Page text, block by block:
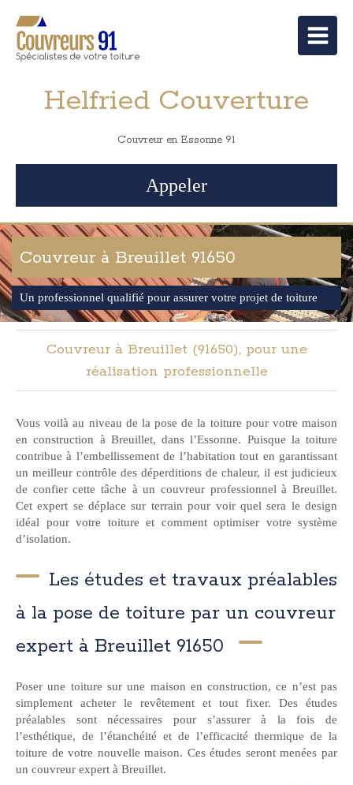
Helfried Couverture
Couvreur en Essonne 91
Appeler
Couvreur à Breuillet 91650
Un professionnel qualifié pour assurer votre projet de toiture
Couvreur à Breuillet (91650), pour une
réalisation professionnelle
Vous voilà au niveau de la pose de la toiture pour votre maison
en construction à Breuillet, dans l’Essonne. Puisque la toiture
contribue à l’embellissement de l’habitation tout en garantissant
un meilleur contrôle des déperditions de chaleur, il est judicieux
de confier cette tâche à un couvreur professionnel à Breuillet.
Cet expert se déplace sur terrain pour voir quel sera le design
idéal pour votre toiture et comment optimiser votre système
d’isolation.
Les études et travaux préalables
à la pose de toiture par un couvreur
expert à Breuillet 91650
Poser une toiture sur une maison en construction, ce n’est pas
simplement acheter le revêtement et tout fixer. Des études
préalables sont nécessaires pour s’assurer à la fois de
l’esthétique, de l’étanchéité et de l’efficacité thermique de la
toiture de votre nouvelle maison. Ces études seront menées par
un couvreur expert à Breuillet.